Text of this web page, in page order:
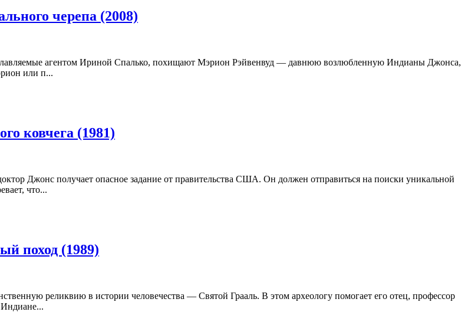
черепа (2008)
агентом Ириной Спалько, похищают Мэрион Рэйвенвуд — давнюю возлюбленную Индианы Джонса,
или п...
ковчега (1981)
Джонс получает опасное задание от правительства США. Он должен отправиться на поиски уникальной
что...
поход (1989)
реликвию в истории человечества — Святой Грааль. В этом археологу помогает его отец, профессор